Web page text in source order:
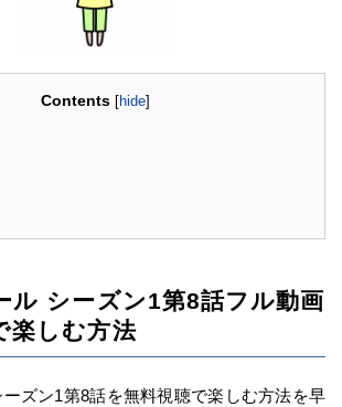
Contents [hide]
ル シーズン1第8話フル動画
楽しむ方法
ズン1第8話を無料視聴で楽しむ方法を早